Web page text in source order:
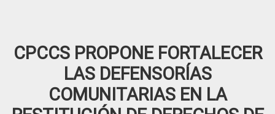
CPCCS PROPONE FORTALECER
LAS DEFENSORÍAS
COMUNITARIAS EN LA